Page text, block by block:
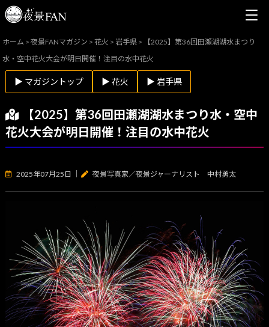
ホーム >夜景FANマガジン >花火 > 岩手県 >
【2025】第36回田瀬湖湖水まつり
水・空中花火大会が明日開催！注目の水中花火
▶ マガジントップ ▶ 花火 ▶ 岩手県
【2025】第36回田瀬湖湖水まつり水・空中
花火大会が明日開催！注目の水中花火
2025年07月25日 夜景写真家／夜景ジャーナリスト 中村勇太